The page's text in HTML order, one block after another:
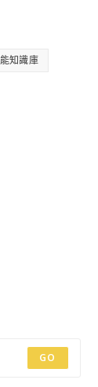
知識庫
GO